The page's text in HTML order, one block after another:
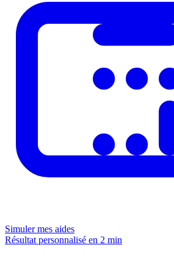
Simuler mes aides
Résultat personnalisé en 2 min